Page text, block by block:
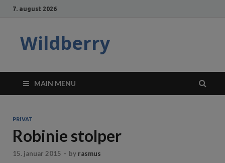
7. august 2026
Wildberry
MAIN MENU
PRIVAT
Robinie stolper
15. januar 2015 - by rasmus